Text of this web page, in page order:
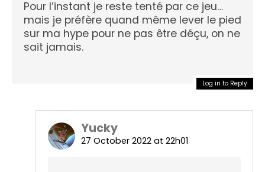
Pour l’instant je reste tenté par ce jeu…
mais je préfère quand même lever le pied
sur ma hype pour ne pas être déçu, on ne
sait jamais.
Log in to Reply
Yucky
27 October 2022 at 22h01